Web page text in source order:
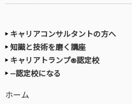
キャリアコンサルタントの方へ
知識と技術を磨く講座
キャリアトランプ®認定校
—認定校になる
ホーム